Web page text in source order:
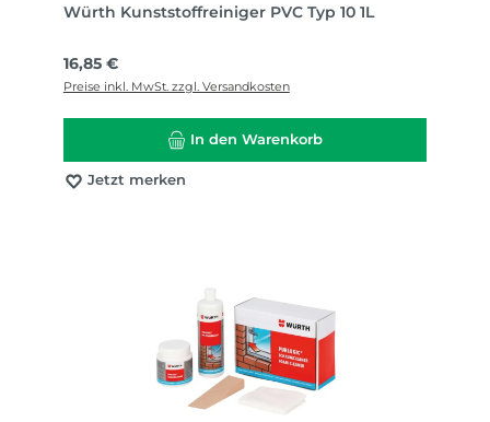
Würth Kunststoffreiniger PVC Typ 10 1L
Regulärer Preis:
16,85 €
Preise inkl. MwSt. zzgl. Versandkosten
In den Warenkorb
Jetzt merken